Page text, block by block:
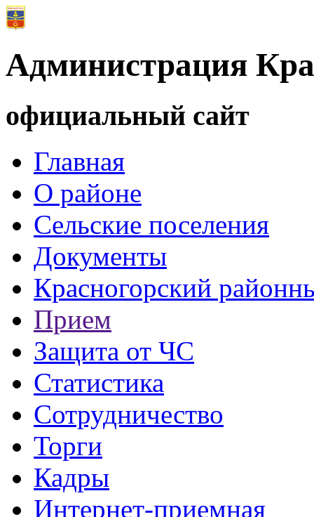
Администрация
официальный сайт
Главная
О районе
Сельские поселения
Документы
Красногорский
Прием
Защита от ЧС
Статистика
Сотрудничество
Торги
Кадры
Интернет-приемная